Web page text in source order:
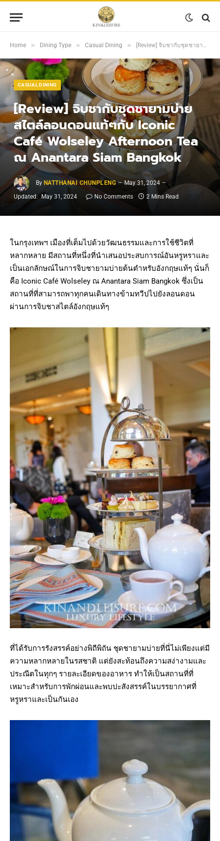
Home » Dining Type » Casual Dining » [Review] จิบชากับชุดชายามบ่ายสไตล์ลอนดอนแท้ๆกับ Iconic Café Wolseley Afternoon Tea ณ Anantara Siam Bangkok
CASUAL DINING
[Review] จิบชากับชุดชายามบ่าย
สไตล์ลอนดอนแท้ๆกับ Iconic
Café Wolseley Afternoon Tea
ณ Anantara Siam Bangkok
By NATTHANAI CHUNPLENG
May 31, 2024
Updated:
May 31, 2024 No Comments 2 Mins Read
ในกรุงเทพฯ เมืองที่เต็มไปด้วยวัฒนธรรมและการใช้ชีวิตที่
หลากหลาย มีสถานที่หนึ่งที่นำเสนอประสบการณ์อันหรูหราและ
เป็นเอกลักษณ์ในการจิบชายามบ่ายต้นตำหรับอังกฤษแท้ๆ นั่นก็
คือ Iconic Café Wolseley ณ Anantara Siam Bangkok ซึ่งเป็น
สถานที่ที่สามารถพาทุกคนเดินทางข้ามทวีปไปยังลอนดอน
ผ่านการจิบชาสไตล์อังกฤษแท้ๆ
ที่ได้รับการรังสรรค์อย่างพิถีพิถัน ชุดชายามบ่ายที่นี่ไม่เพียงแต่มี
ความหลากหลายในรสชาติ แต่ยังสะท้อนถึงความสง่างามและ
ประณีตในทุกๆ รายละเอียดของอาหาร ทำให้เป็นสถานที่ที่
เหมาะสำหรับการพักผ่อนและพบปะสังสรรค์ในบรรยากาศที่
หรูหราและเป็นกันเอง